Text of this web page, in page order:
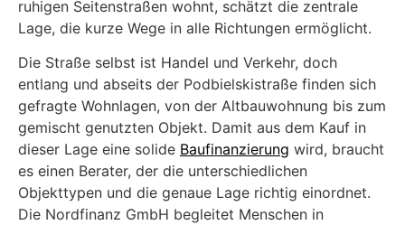
ruhigen Seitenstraßen wohnt, schätzt die zentrale
Lage, die kurze Wege in alle Richtungen ermöglicht.
Die Straße selbst ist Handel und Verkehr, doch
entlang und abseits der Podbielskistraße finden sich
gefragte Wohnlagen, von der Altbauwohnung bis zum
gemischt genutzten Objekt. Damit aus dem Kauf in
dieser Lage eine solide Baufinanzierung wird, braucht
es einen Berater, der die unterschiedlichen
Objekttypen und die genaue Lage richtig einordnet.
Die Nordfinanz GmbH begleitet Menschen in